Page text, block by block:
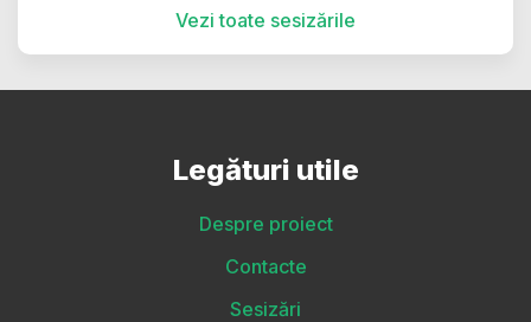
Vezi toate sesizările
Legături utile
Despre proiect
Contacte
Sesizări